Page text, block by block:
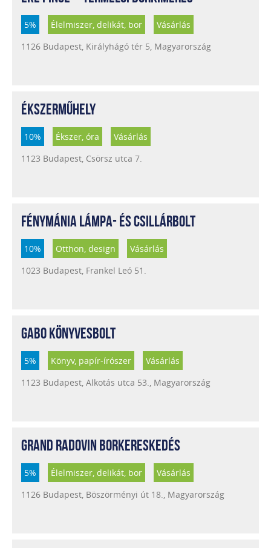
5% Élelmiszer, delikát, bor
Vásárlás
1126 Budapest, Királyhágó tér 5, Magyarország
ÉKSZERMŰHELY
10% Ékszer, óra
Vásárlás
1123 Budapest, Csörsz utca 7.
FÉNYMÁNIA LÁMPA- ÉS CSILLÁRBOLT
10% Otthon, design
Vásárlás
1023 Budapest, Frankel Leó 51.
GABO KÖNYVESBOLT
5% Könyv, papír-írószer
Vásárlás
1123 Budapest, Alkotás utca 53., Magyarország
GRAND RADOVIN BORKERESKEDÉS
5% Élelmiszer, delikát, bor
Vásárlás
1126 Budapest, Böszörményi út 18., Magyarország